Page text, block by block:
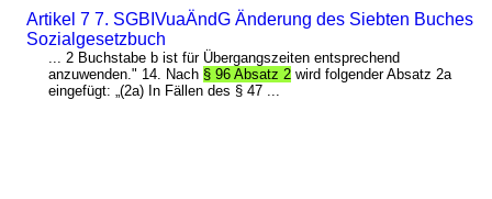
Artikel 7 7. SGBIVuaÄndG Änderung des Siebten Buches
Sozialgesetzbuch
... 2 Buchstabe b ist für Übergangszeiten entsprechend
anzuwenden." 14. Nach § 96 Absatz 2 wird folgender Absatz 2a
eingefügt: „(2a) In Fällen des § 47 ...